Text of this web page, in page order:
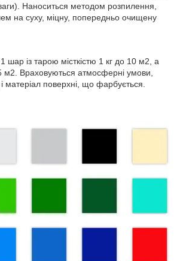
Наноситься методом розпилення,
на суху, міцну, попередньо очищену
шар із тарою місткістю 1 кг до 10 м2, а
Враховуються атмосферні умови,
матеріал поверхні, що фарбується.